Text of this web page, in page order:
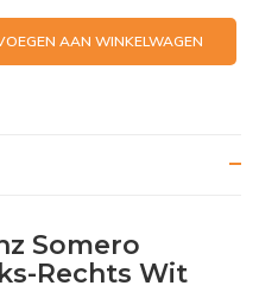
AAN WINKELWAGEN
150,-(NL)
Somero
Rechts Wit